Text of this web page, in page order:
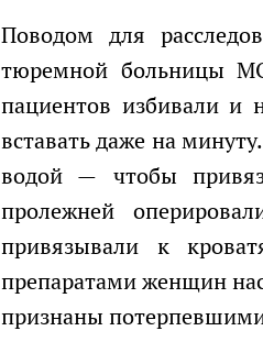
Поводом для расследования стали сообщения о пытках в ростовской
тюремной больницы
пациентов избивали и
вставать даже на
водой — чтобы
пролежней
привязывали к
препаратами женщин
признаны